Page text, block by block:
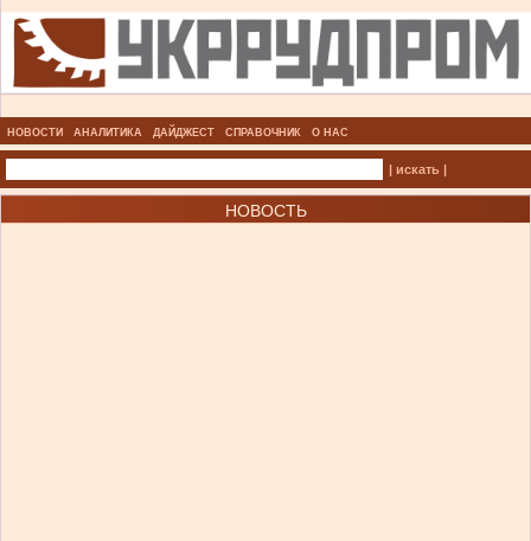
НОВОСТИ АНАЛИТИКА ДАЙДЖЕСТ СПРАВОЧНИК О НАС
| искать |
НОВОСТЬ